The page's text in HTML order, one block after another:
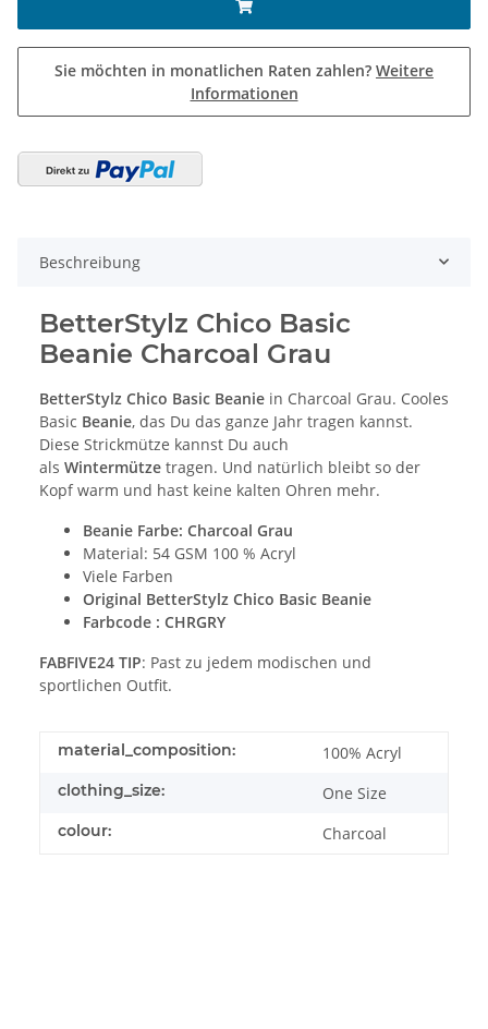
Sie möchten in monatlichen Raten zahlen? Weitere
Informationen
Beschreibung
BetterStylz Chico Basic
Beanie Charcoal Grau
BetterStylz Chico Basic Beanie in Charcoal Grau. Cooles
Basic Beanie, das Du das ganze Jahr tragen kannst.
Diese Strickmütze kannst Du auch
als Wintermütze tragen. Und natürlich bleibt so der
Kopf warm und hast keine kalten Ohren mehr.
Beanie Farbe: Charcoal Grau
Material: 54 GSM 100 % Acryl
Viele Farben
Original BetterStylz Chico Basic Beanie
Farbcode : CHRGRY
FABFIVE24 TIP: Past zu jedem modischen und
sportlichen Outfit.
material_composition: 100% Acryl
clothing_size: One Size
colour: Charcoal